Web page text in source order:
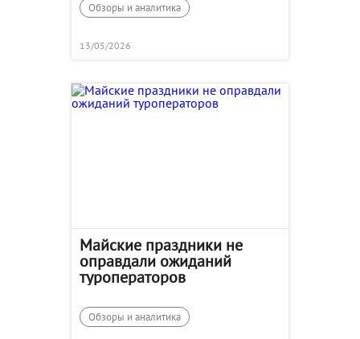
Обзоры и аналитика
13/05/2026
Майские праздники не
оправдали ожиданий
туроператоров
Обзоры и аналитика